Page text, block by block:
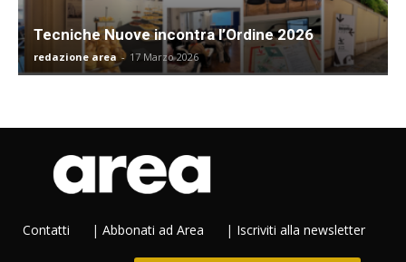
Tecniche Nuove incontra l’Ordine 2026
redazione area - 17 Marzo 2026
Contatti | Abbonati ad Area | Iscriviti alla newsletter